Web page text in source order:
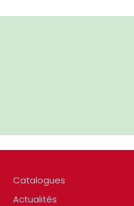
Catalogues
Actualités